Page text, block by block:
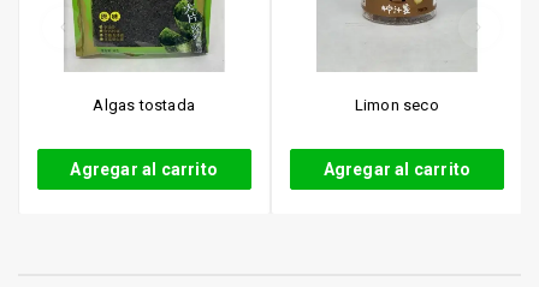
Algas tostada
Agregar al carrito
Limon seco
Agregar al carrito